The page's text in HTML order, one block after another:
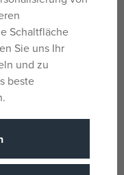
Dinosaurier-Set
€
Schaltfläche
Sie uns Ihr
und zu
beste